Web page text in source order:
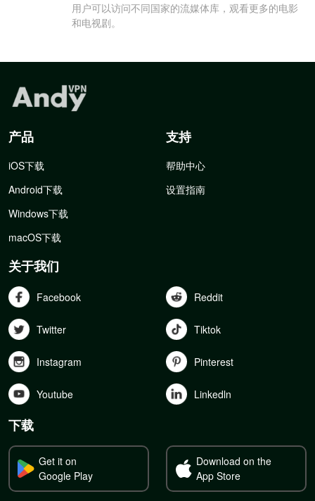
用户可以访问不同国家的流媒体库，观看更多的电影
和电视剧。
产品
iOS下载
Android下载
Windows下载
macOS下载
支持
帮助中心
设置指南
关于我们
Facebook Reddit
Twitter Tiktok
Instagram Pinterest
Youtube Linkedln
下载
Get it on
Google Play
Download on the
App Store